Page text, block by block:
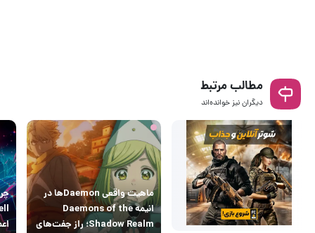
مطالب مرتبط
دیگران نیز خوانده‌اند
ماهیت واقعی Daemonها در
انیمه Daemons of the
Shadow Realm؛ راز جفت‌های